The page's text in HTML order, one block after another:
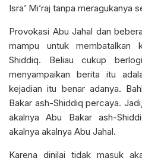
Isra’ Mi’raj tanpa meragukanya
Provokasi Abu Jahal dan
mampu untuk membatalkan
Shiddiq. Beliau cukup
menyampaikan berita itu
kejadian itu benar adanya.
Bakar ash-Shiddiq percaya.
akalnya Abu Bakar ash-
akalnya akalnya Abu Jahal.
Karena dinilai tidak masuk